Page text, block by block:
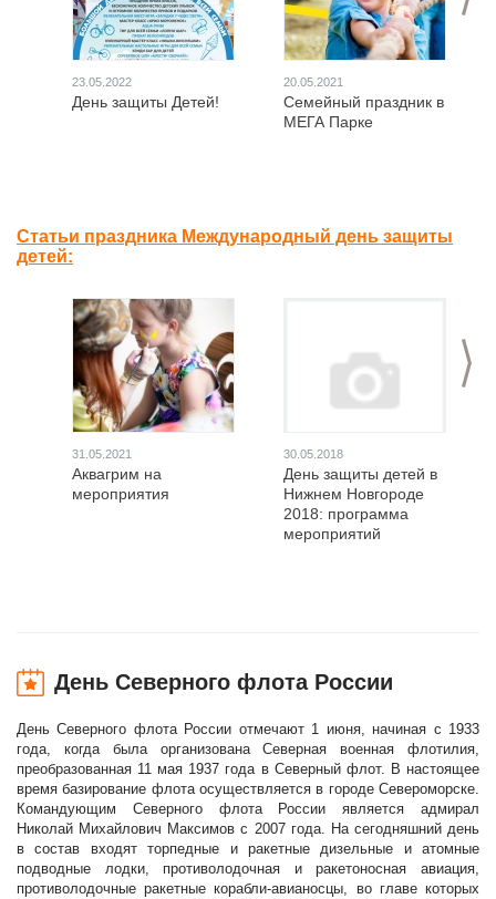
23.05.2022
День защиты Детей!
20.05.2021
Семейный праздник в
МЕГА Парке
Статьи праздника Международный день защиты
детей:
>
31.05.2021
Аквагрим на
мероприятия
30.05.2018
День защиты детей в
Нижнем Новгороде
2018: программа
мероприятий
День Северного флота России
День Северного флота России отмечают 1 июня, начиная с 1933
года, когда была организована Северная военная флотилия,
преобразованная 11 мая 1937 года в Северный флот. В настоящее
время базирование флота осуществляется в городе Североморске.
Командующим Северного флота России является адмирал
Николай Михайлович Максимов с 2007 года. На сегодняшний день
в состав входят торпедные и ракетные дизельные и атомные
подводные лодки, противолодочная и ракетоносная авиация,
противолодочные ракетные корабли-авианосцы, во главе которых